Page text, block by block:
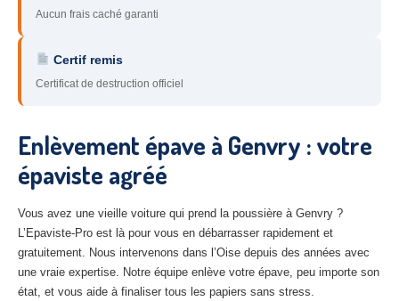
51 – Marne
– Eure-et-Loir
27– Eure
– Aube
02– Aisne
Tousles secteurs
Aucun frais caché garanti
Certif remis
Certificat de destruction officiel
Enlèvement épave à Genvry : votre
épaviste agréé
Vous avez une vieille voiture qui prend la poussière à Genvry ?
L’Epaviste-Pro est là pour vous en débarrasser rapidement et
gratuitement. Nous intervenons dans l’Oise depuis des années avec
une vraie expertise. Notre équipe enlève votre épave, peu importe son
état, et vous aide à finaliser tous les papiers sans stress.